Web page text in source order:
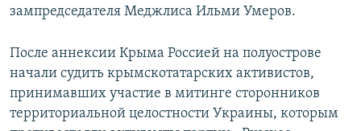
зампредседателя Меджлиса Ильми Умеров.
После аннексии Крыма Россией на полуострове
начали судить крымскотатарских активистов,
принимавших участие в митинге сторонников
территориальной целостности Украины, которым